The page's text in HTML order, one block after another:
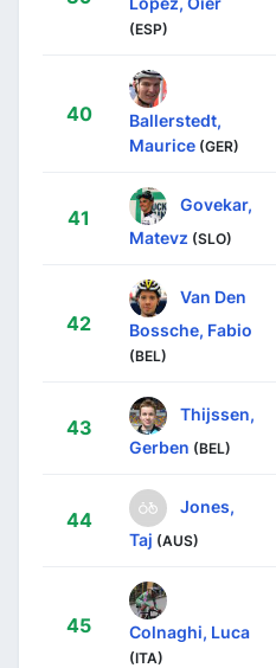
(ESP)
40
Ballerstedt,
Maurice (GER)
41
Govekar,
Matevz (SLO)
42
Van Den
Bossche, Fabio
(BEL)
43
Thijssen,
Gerben (BEL)
44
Jones,
Taj (AUS)
45 Colnaghi, Luca
(ITA)